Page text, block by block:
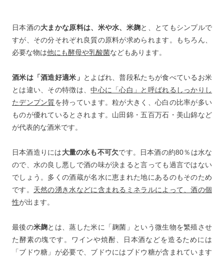
日本酒の大まかな原料は、米や水、米麹と、とてもシンプルで
すが、その分それぞれ良質の原料が求められます。もちろん、
必要な物は他にも酵母や乳酸菌などもあります。
酒米は「酒造好適米」 とよばれ、普段私たちが食べているお米
とは違い、その特徴は、中心に「心白」と呼ばれるしっかりし
たデンプン質を持っています。粒が大きく、心白の比率が多い
ものが優れているとされます。山田錦・五百万石・美山錦など
が代表的な酒米です。
日本酒造りには大量の水も不可欠です。日本酒の約80％は水な
ので、水の良し悪しで酒の味が決まると言っても過言ではない
でしょう。多くの酒蔵が名水に恵まれた地にあるのもそのため
です。 天然の湧き水などに含まれるミネラルによって、酒の個
性が出ます。
最後の米麹とは、蒸した米に「麹菌」という微生物を繁殖させ
た酵素の塊です。ワインや焼酎、日本酒などを造るためには
「ブドウ糖」が必要で、ブドウにはブドウ糖が含まれています